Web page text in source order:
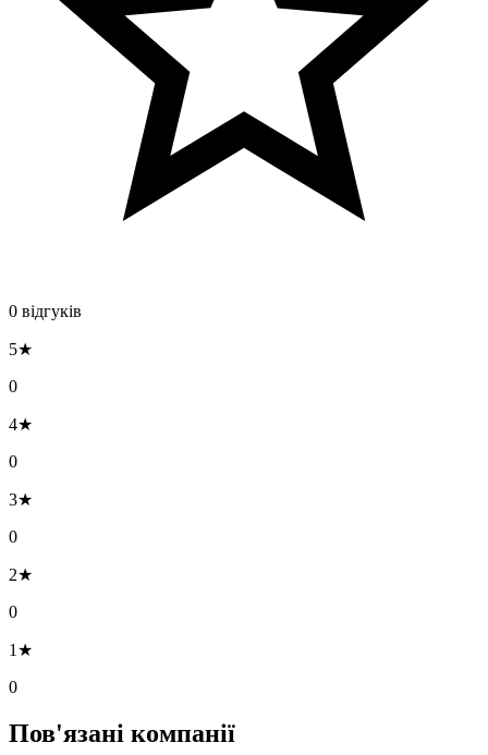
0 відгуків
5★
0
4★
0
3★
0
2★
0
1★
0
Пов'язані компанії